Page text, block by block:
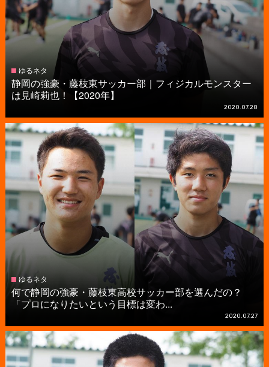
ゆるネタ
静岡の強豪・藤枝東サッカー部｜フィジカルモンスター
は見崎莉也！【2020年】
2020.07.28
ゆるネタ
何で静岡の強豪・藤枝東高校サッカー部を選んだの？
「プロになりたいという目標は変わ...
2020.07.27